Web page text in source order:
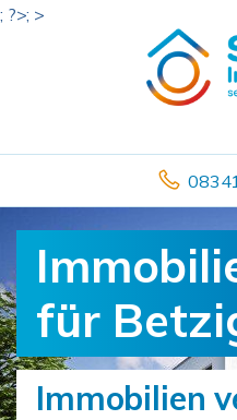
; ?>; >
für
Immobilien